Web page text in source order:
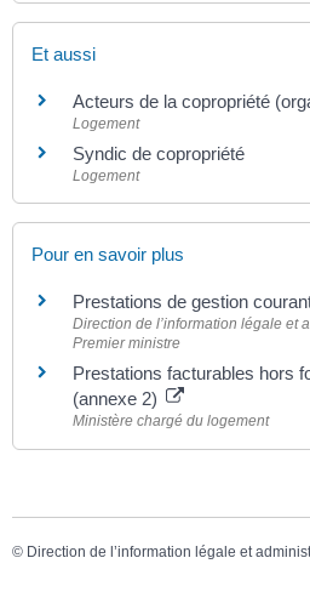
Et aussi
Acteurs de la copropriété
Logement
Syndic de copropriété
Logement
Pour en savoir plus
Prestations de gestion
Direction de l’information légale et
Premier ministre
Prestations facturables hors
(annexe 2)
Ministère chargé du logement
© Direction de l’information légale et